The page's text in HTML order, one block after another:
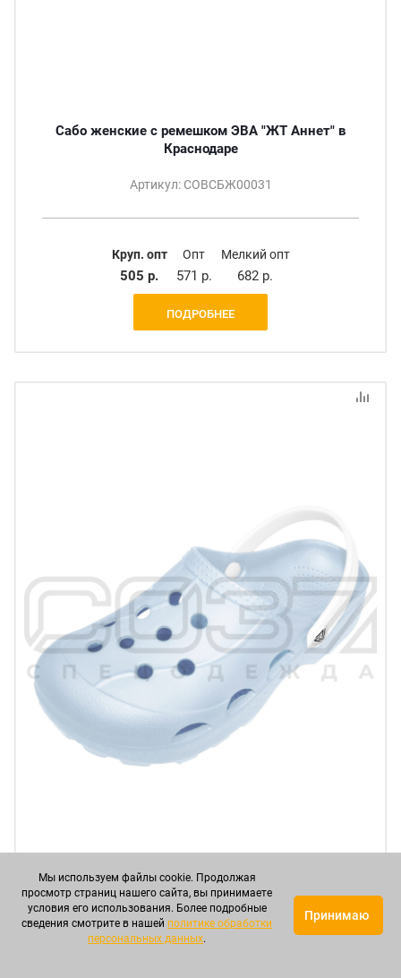
Сабо женские с ремешком ЭВА "ЖТ Аннет" в
Краснодаре
Артикул: СОВСБЖ00031
Круп. опт
505 р.
Опт
571 р.
Мелкий опт
682 р.
ПОДРОБНЕЕ
Сабо ЭВА перфорированные с ремешком женские "ЖТ
Ола" в Краснодаре
Артикул: СОВСБЖ00030
Мы используем файлы cookie. Продолжая
просмотр страниц нашего сайта, вы принимаете
условия его использования. Более подробные
сведения смотрите в нашей политике обработки
персональных данных.
Принимаю